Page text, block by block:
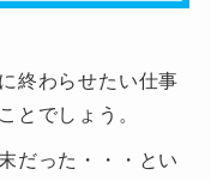
終わらせたい仕事
とでしょう。
だった・・・とい